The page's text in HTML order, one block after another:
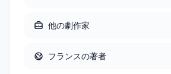
他の劇作家
フランスの著者